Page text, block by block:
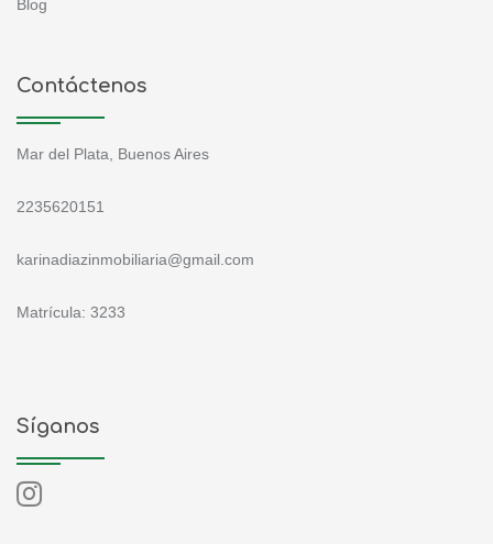
Blog
Contáctenos
Mar del Plata, Buenos Aires
2235620151
karinadiazinmobiliaria@gmail.com
Matrícula: 3233
Síganos